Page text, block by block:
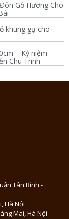
Gỗ Hương Cho
khung gụ cho
– Kỷ niệm
Chu Trinh
Tân Bình -
Hà Nội
Mai, Hà Nội